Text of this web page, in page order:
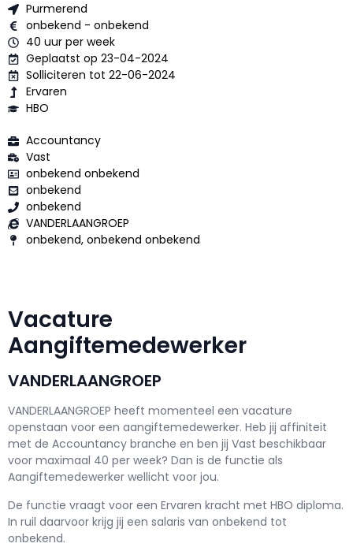
Purmerend
onbekend - onbekend
40 uur per week
Geplaatst op 23-04-2024
Solliciteren tot 22-06-2024
Ervaren
HBO
Accountancy
Vast
onbekend onbekend
onbekend
onbekend
VANDERLAANGROEP
onbekend, onbekend onbekend
Vacature
Aangiftemedewerker
VANDERLAANGROEP
VANDERLAANGROEP heeft momenteel een vacature
openstaan voor een aangiftemedewerker. Heb jij affiniteit
met de Accountancy branche en ben jij Vast beschikbaar
voor maximaal 40 per week? Dan is de functie als
Aangiftemedewerker wellicht voor jou.
De functie vraagt voor een Ervaren kracht met HBO diploma.
In ruil daarvoor krijg jij een salaris van onbekend tot
onbekend.